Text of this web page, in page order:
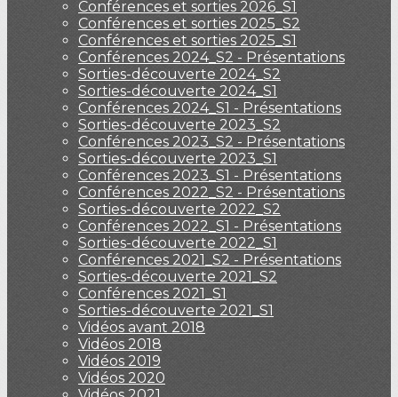
Conférences et sorties 2026_S1
Conférences et sorties 2025_S2
Conférences et sorties 2025_S1
Conférences 2024_S2 - Présentations
Sorties-découverte 2024_S2
Sorties-découverte 2024_S1
Conférences 2024_S1 - Présentations
Sorties-découverte 2023_S2
Conférences 2023_S2 - Présentations
Sorties-découverte 2023_S1
Conférences 2023_S1 - Présentations
Conférences 2022_S2 - Présentations
Sorties-découverte 2022_S2
Conférences 2022_S1 - Présentations
Sorties-découverte 2022_S1
Conférences 2021_S2 - Présentations
Sorties-découverte 2021_S2
Conférences 2021_S1
Sorties-découverte 2021_S1
Vidéos avant 2018
Vidéos 2018
Vidéos 2019
Vidéos 2020